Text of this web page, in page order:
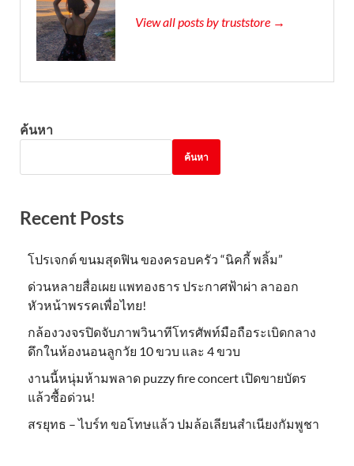
View all posts by truststore →
ค้นหา
ค้นหา
Recent Posts
โปรเจกต์ ขนมสุดฟิน ของครอบครัว “นิคกี้ พลิ้ม”
ด่วนหลายสื่อเผย แพทองธาร ประกาศฟ้าผ่า ลาออก
หัวหน้าพรรคเพื่อไทย!
กล้องวงจรปิดจับภาพวินาทีโทรศัพท์มือถือระเบิดกลาง
ดึกในห้องนอนลูกวัย 10 ขวบ และ 4 ขวบ
งานนี้หนุ่มห้ามพลาด puzzy fire concert เปิดขายบัตร
แล้วซื้อด่วน!
สรยุทธ – ไบร์ท ขอโทษแล้ว ปมล้อเลียนสำเนียงกัมพูชา